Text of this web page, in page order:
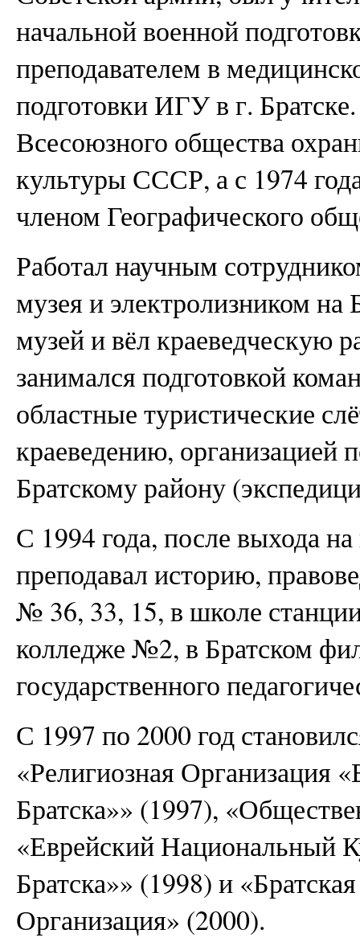
начальной военной
преподавателем в
подготовки ИГУ в г.
Всесоюзного общества
культуры СССР, а с 1974
членом Географического
Работал научным
музея и электролизником на
музей и вёл краеведческую
занимался подготовкой
областные туристические
краеведению, организацией
Братскому району
С 1994 года, после выхода
преподавал историю,
№ 36, 33, 15, в школе
колледже №2, в Братском
государственного
С 1997 по 2000 год
«Религиозная Организация
Братска»» (1997),
«Еврейский Национальный
Братска»» (1998) и
Организация» (2000).